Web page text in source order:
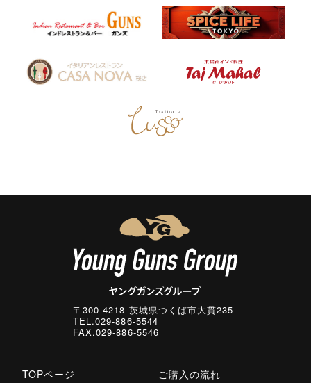
〒300-4218 茨城県つくば市大貫235
TEL.029-886-5544
FAX.029-886-5546
TOPページ
ご購入の流れ